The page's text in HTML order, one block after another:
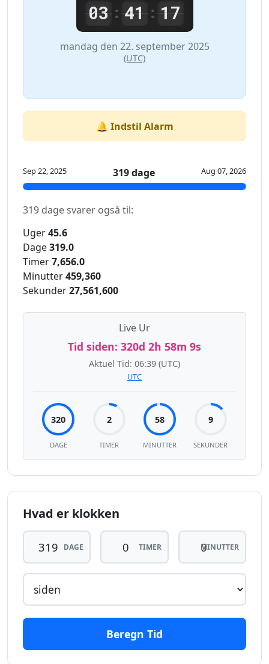
03: 41: 17
mandag den 22. september 2025
(UTC)
🔔 Indstil Alarm
Sep 22, 2025 319 dage Aug 07, 2026
319 dage svarer også til:
Uger45.6
Dage319.0
Timer7,656.0
Minutter459,360
Sekunder27,561,600
Live Ur
Tid siden: 320d 2h 58m 9s
Aktuel Tid: 06:39 (UTC)
UTC
320
DAGE
2
TIMER
58
MINUTTER
9
SEKUNDER
Hvad er klokken
DAGE TIMER MINUTTER
Beregn Tid